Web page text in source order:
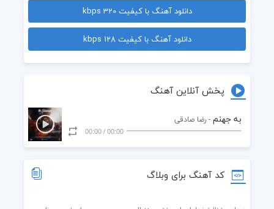
دانلود آهنگ با کیفیت 320 kbps
دانلود آهنگ با کیفیت 128 kbps
پخش آنلاین آهنگ
به جهنم - رضا صادقی
00:00
/
00:00
کد آهنگ برای وبلاگ